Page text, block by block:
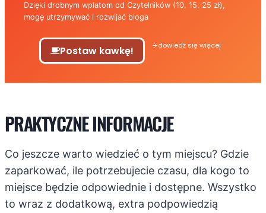
Dzięki drobnym wpłatom od Czytelników (10, 15, 25 zł),
mogę utrzymywać i rozwijać bloga
Postaw kawkę! dowiedź się więcej
PRAKTYCZNE INFORMACJE
Co jeszcze warto wiedzieć o tym miejscu? Gdzie
zaparkować, ile potrzebujecie czasu, dla kogo to
miejsce będzie odpowiednie i dostępne. Wszystko
to wraz z dodatkową, extra podpowiedzią